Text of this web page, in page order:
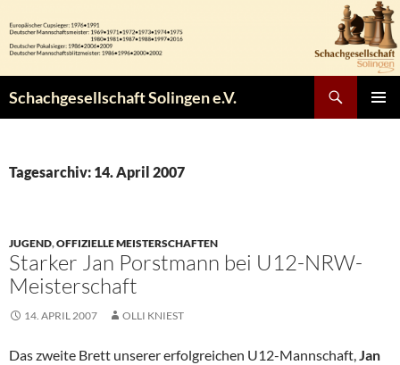
Inhalt
springen
Schachgesellschaft Solingen e.V.
Tagesarchiv: 14. April 2007
JUGEND,OFFIZIELLE MEISTERSCHAFTEN
Starker Jan Porstmann bei U12-NRW-
Meisterschaft
14. APRIL 2007 OLLI KNIEST
Das zweite Brett unserer erfolgreichen U12-Mannschaft,Jan